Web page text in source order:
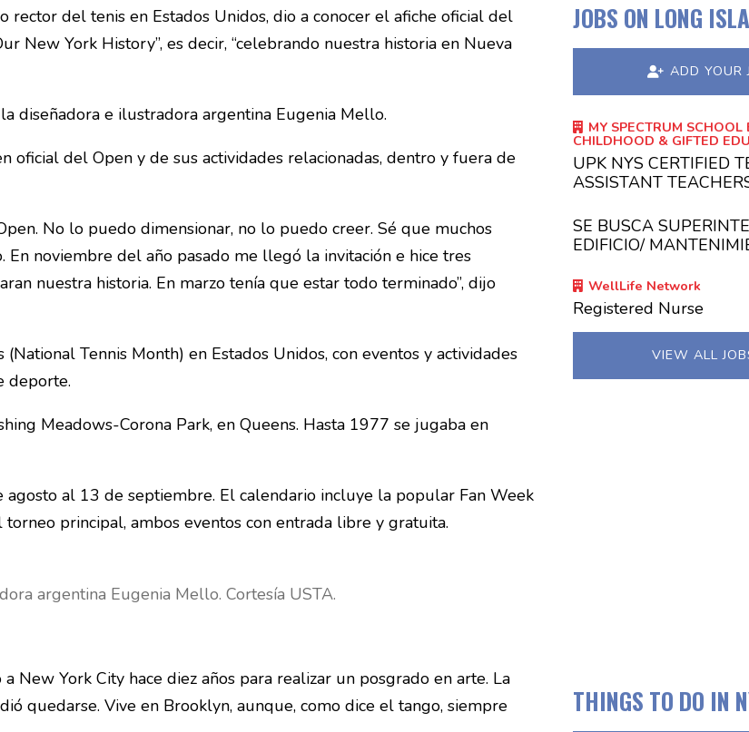
rector del tenis en Estados Unidos, dio a conocer el afiche oficial del
New York History”, es decir, “celebrando nuestra historia en Nueva
diseñadora e ilustradora argentina Eugenia Mello.
oficial del Open y de sus actividades relacionadas, dentro y fuera de
No lo puedo dimensionar, no lo puedo creer. Sé que muchos
noviembre del año pasado me llegó la invitación e hice tres
nuestra historia. En marzo tenía que estar todo terminado”, dijo
Tennis Month) en Estados Unidos, con eventos y actividades
deporte.
Meadows-Corona Park, en Queens. Hasta 1977 se jugaba en
al 13 de septiembre. El calendario incluye la popular Fan Week
principal, ambos eventos con entrada libre y gratuita.
argentina Eugenia Mello. Cortesía USTA.
New York City hace diez años para realizar un posgrado en arte. La
quedarse. Vive en Brooklyn, aunque, como dice el tango, siempre
JOBS ON LONG
ADD YOUR
MY SPECTRUM SCHOOL
CHILDHOOD & GIFTED
UPK NYS CERTIFIED
ASSISTANT
SE BUSCA
EDIFICIO/
WellLife Network
Registered Nurse
VIEW ALL
THINGS TO DO IN